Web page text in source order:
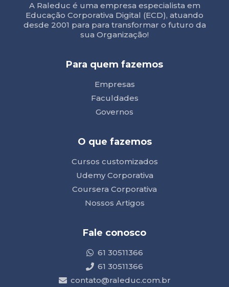
A Raleduc é uma empresa especialista em
Educação Corporativa Digital (ECD), atuando
desde 2001 para para transformar o futuro da
sua Organização!
Para quem fazemos
Empresas
Faculdades
Governos
O que fazemos
Cursos customizados
Udemy Corporativa
Coursera Corporativa
Nossos Artigos
Fale conosco
61 30511366
61 30511366
contato@raleduc.com.br